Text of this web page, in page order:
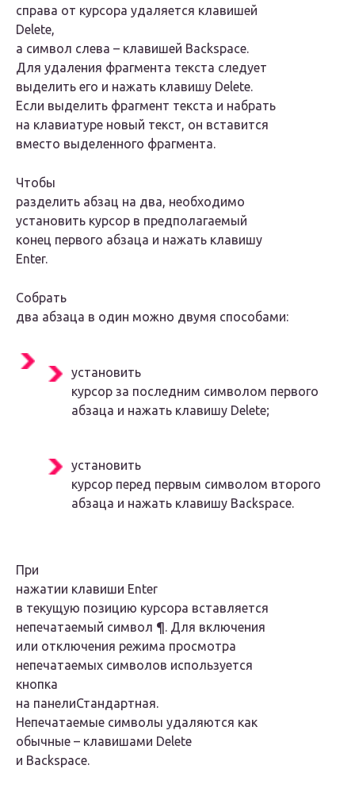
справа от курсора удаляется клавишей
Delete,
а символ слева – клавишей Backspace.
Для удаления фрагмента текста следует
выделить его и нажать клавишу Delete.
Если выделить фрагмент текста и набрать
на клавиатуре новый текст, он вставится
вместо выделенного фрагмента.
Чтобы
разделить абзац на два, необходимо
установить курсор в предполагаемый
конец первого абзаца и нажать клавишу
Enter.
Собрать
два абзаца в один можно двумя способами:
установить
курсор за последним символом первого
абзаца и нажать клавишу Delete;
установить
курсор перед первым символом второго
абзаца и нажать клавишу Backspace.
При
нажатии клавиши Enter
в текущую позицию курсора вставляется
непечатаемый символ ¶. Для включения
или отключения режима просмотра
непечатаемых символов используется
кнопка
на панелиСтандартная.
Непечатаемые символы удаляются как
обычные – клавишами Delete
и Backspace.